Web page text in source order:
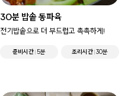
30분 밥솥 동파육
전기밥솥으로 더 부드럽고 촉촉하게!
준비시간 5분 조리시간 30분